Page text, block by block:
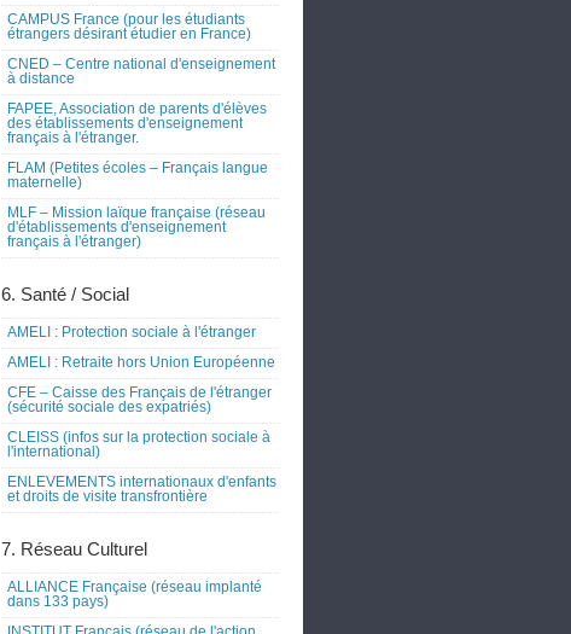
CAMPUS France (pour les étudiants
étrangers désirant étudier en France)
CNED – Centre national d'enseignement
à distance
FAPEE, Association de parents d'élèves
des établissements d'enseignement
français à l'étranger.
FLAM (Petites écoles – Français langue
maternelle)
MLF – Mission laïque française (réseau
d'établissements d'enseignement
français à l'étranger)
6. Santé / Social
AMELI : Protection sociale à l'étranger
AMELI : Retraite hors Union Européenne
CFE – Caisse des Français de l'étranger
(sécurité sociale des expatriés)
CLEISS (infos sur la protection sociale à
l'international)
ENLEVEMENTS internationaux d'enfants
et droits de visite transfrontière
7. Réseau Culturel
ALLIANCE Française (réseau implanté
dans 133 pays)